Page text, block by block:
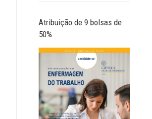
Atribuição de 9 bolsas de
50%